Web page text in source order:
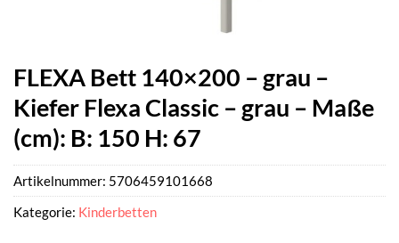
FLEXA Bett 140×200 – grau –
Kiefer Flexa Classic – grau – Maße
(cm): B: 150 H: 67
Artikelnummer: 5706459101668
Kategorie: Kinderbetten